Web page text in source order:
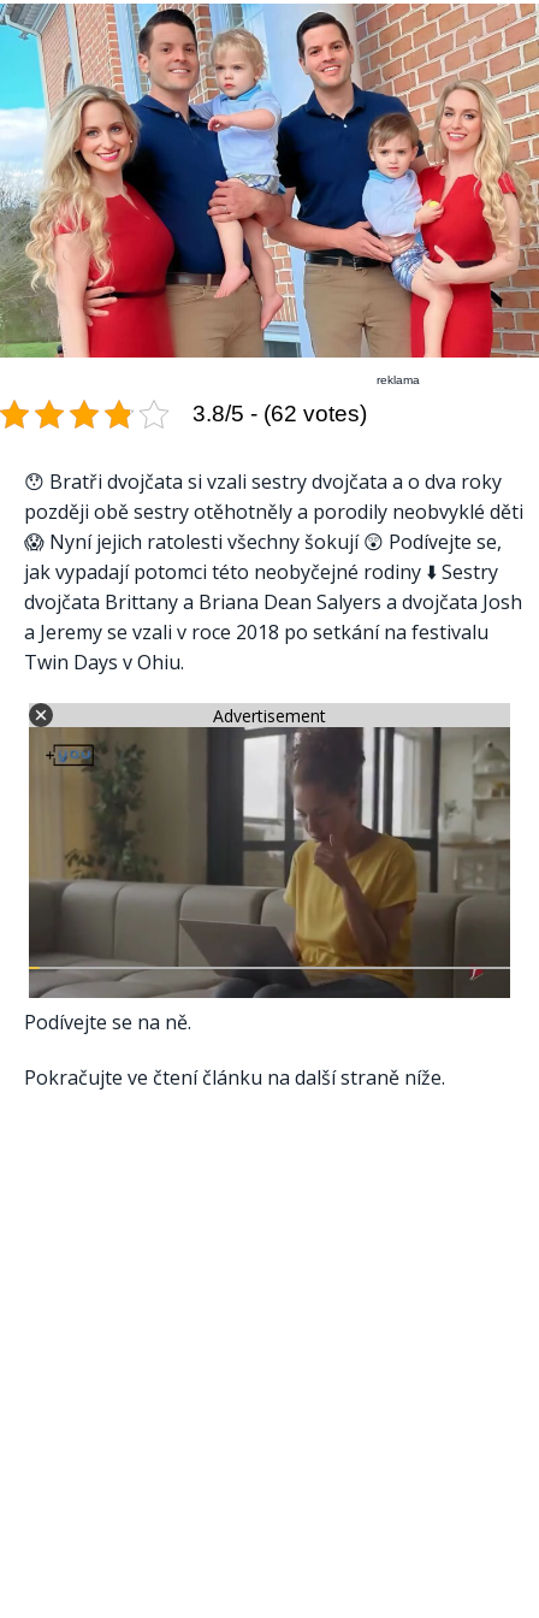
reklama
3.8/5 - (62 votes)
😯 Bratři dvojčata si vzali sestry dvojčata a o dva roky
později obě sestry otěhotněly a porodily neobvyklé děti
😱 Nyní jejich ratolesti všechny šokují 😲 Podívejte se,
jak vypadají potomci této neobyčejné rodiny ⬇️ Sestry
dvojčata Brittany a Briana Dean Salyers a dvojčata Josh
a Jeremy se vzali v roce 2018 po setkání na festivalu
Twin Days v Ohiu.
Advertisement
Podívejte se na ně.
Pokračujte ve čtení článku na další straně níže.